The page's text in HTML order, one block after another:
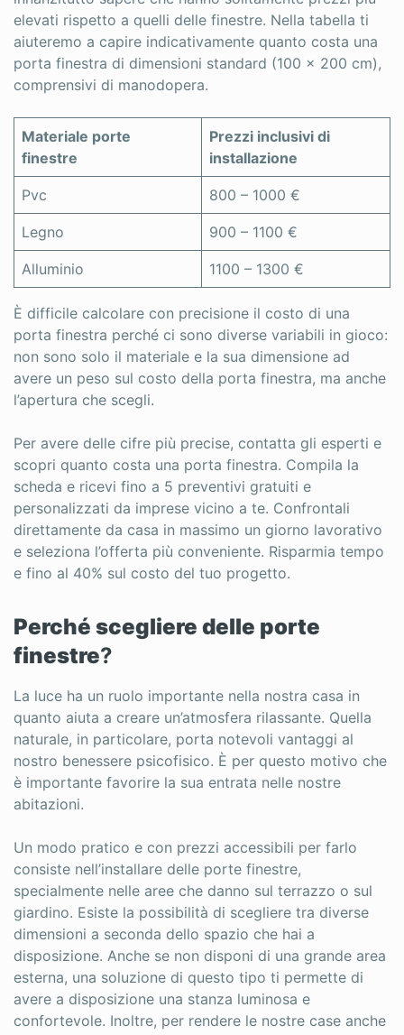
elevati rispetto a quelli delle finestre. Nella tabella ti
aiuteremo a capire indicativamente quanto costa una
porta finestra di dimensioni standard (100 x 200 cm),
comprensivi di manodopera.
Materiale porte
finestre
Prezzi inclusivi di
installazione
Pvc 800 – 1000 €
Legno 900 – 1100 €
Alluminio 1100 – 1300 €
È difficile calcolare con precisione il costo di una
porta finestra perché ci sono diverse variabili in gioco:
non sono solo il materiale e la sua dimensione ad
avere un peso sul costo della porta finestra, ma anche
l’apertura che scegli.
Per avere delle cifre più precise, contatta gli esperti e
scopri quanto costa una porta finestra. Compila la
scheda e ricevi fino a 5 preventivi gratuiti e
personalizzati da imprese vicino a te. Confrontali
direttamente da casa in massimo un giorno lavorativo
e seleziona l’offerta più conveniente. Risparmia tempo
e fino al 40% sul costo del tuo progetto.
Perché scegliere delle porte
finestre?
La luce ha un ruolo importante nella nostra casa in
quanto aiuta a creare un’atmosfera rilassante. Quella
naturale, in particolare, porta notevoli vantaggi al
nostro benessere psicofisico. È per questo motivo che
è importante favorire la sua entrata nelle nostre
abitazioni.
Un modo pratico e con prezzi accessibili per farlo
consiste nell’installare delle porte finestre,
specialmente nelle aree che danno sul terrazzo o sul
giardino. Esiste la possibilità di scegliere tra diverse
dimensioni a seconda dello spazio che hai a
disposizione. Anche se non disponi di una grande area
esterna, una soluzione di questo tipo ti permette di
avere a disposizione una stanza luminosa e
confortevole. Inoltre, per rendere le nostre case anche